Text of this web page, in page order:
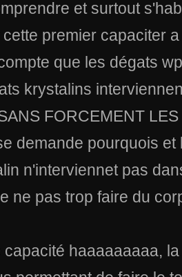
et surtout
premier capaciter
que les dégats
krystalins
FORCEMENT
demande pourquois
n'interviennet pas
ne pas trop faire du
haaaaaaaaa,